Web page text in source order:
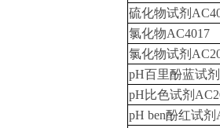
硫化物试剂
氯化物AC4017
氯化物试剂
pH百里酚蓝试
pH比色试剂
pH ben酚红试剂